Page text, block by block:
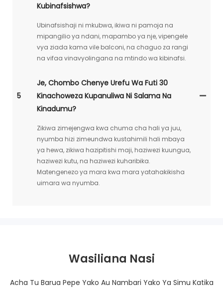
Kubinafsishwa?
Ubinafsishaji ni mkubwa, ikiwa ni pamoja na
mipangilio ya ndani, mapambo ya nje, vipengele
vya ziada kama vile balconi, na chaguo za rangi
na vifaa vinavyolingana na mtindo wa kibinafsi.
5
Je, Chombo Chenye Urefu Wa Futi 30
Kinachoweza Kupanuliwa Ni Salama Na
Kinadumu?
Zikiwa zimejengwa kwa chuma cha hali ya juu,
nyumba hizi zimeundwa kustahimili hali mbaya
ya hewa, zikiwa hazipitishi maji, haziwezi kuungua,
haziwezi kutu, na haziwezi kuharibika.
Matengenezo ya mara kwa mara yatahakikisha
uimara wa nyumba.
Wasiliana Nasi
Acha Tu Barua Pepe Yako Au Nambari Yako Ya Simu Katika